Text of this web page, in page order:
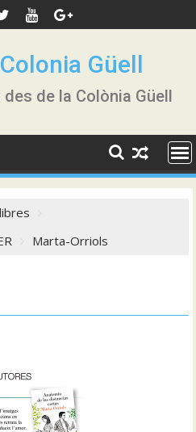
Güell
de la Colònia Güell
Marta-Orriols